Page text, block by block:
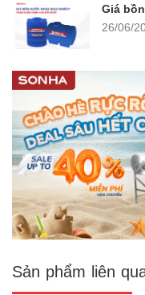
Giá
26/06/
Sản phẩm liên